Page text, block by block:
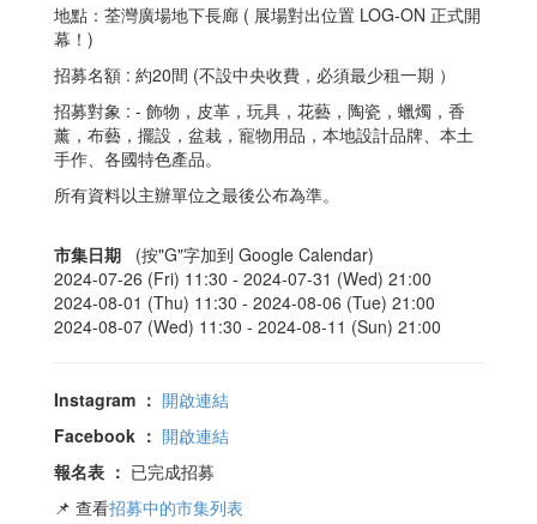
地點：荃灣廣場地下長廊 ( 展場對出位置 LOG-ON 正式開
幕！)
招募名額 : 約20間 (不設中央收費，必須最少租一期 ）
招募對象 : - 飾物，皮革，玩具，花藝，陶瓷，蠟燭，香
薰，布藝，擺設，盆栽，寵物用品，本地設計品牌、本土
手作、各國特色產品。
所有資料以主辦單位之最後公布為準。
市集日期
(按"G"字加到 Google Calendar)
2024-07-26 (Fri) 11:30 - 2024-07-31 (Wed) 21:00
2024-08-01 (Thu) 11:30 - 2024-08-06 (Tue) 21:00
2024-08-07 (Wed) 11:30 - 2024-08-11 (Sun) 21:00
Instagram ： 開啟連結
Facebook ： 開啟連結
報名表 ： 已完成招募
📌 查看招募中的市集列表